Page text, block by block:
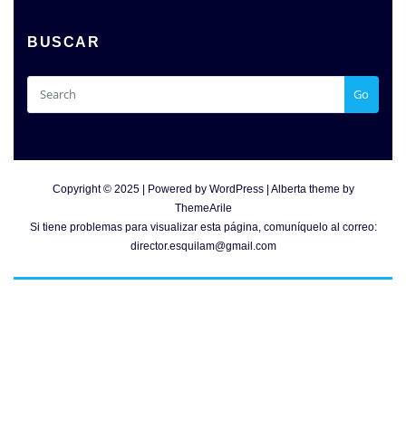
BUSCAR
Go
Copyright © 2025 | Powered by WordPress
Alberta theme by
ThemeArile
Si tiene problemas para visualizar esta página, comuníquelo al correo:
director.esquilam@gmail.com